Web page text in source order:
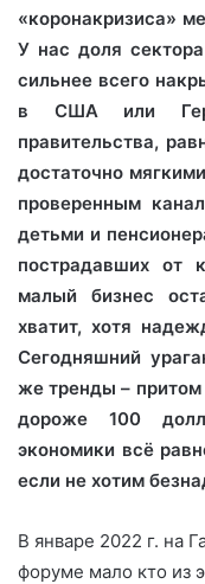
«коронакризиса»
У нас доля сектора
сильнее всего
в США или
правительства,
достаточно
проверенным
детьми и
пострадавших от
малый бизнес
хватит, хотя
Сегодняшний
же тренды – притом
дороже 100
экономики всё
если не хотим
В январе 2022 г. на
форуме мало кто из